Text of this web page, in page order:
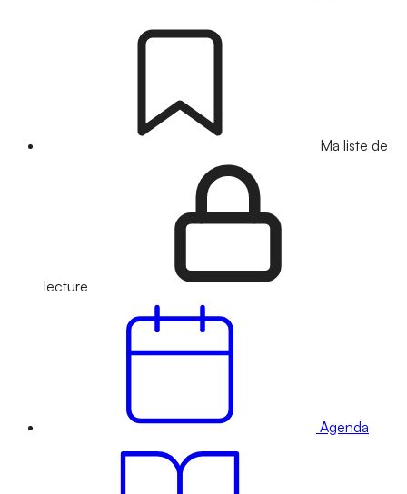
Ma liste de
lecture
Agenda